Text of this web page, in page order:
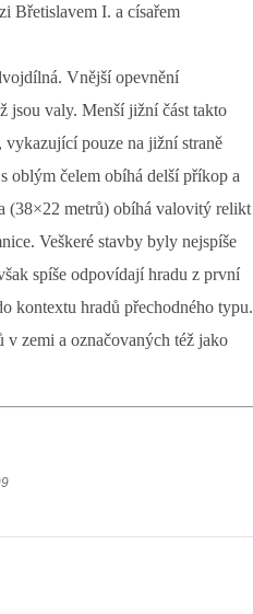
Břetislavem I. a císařem
Vnější opevnění
jsou valy. Menší jižní část takto
vykazující pouze na jižní straně
oblým čelem obíhá delší příkop a
(38×22 metrů) obíhá valovitý relikt
Veškeré stavby byly nejspíše
spíše odpovídají hradu z první
kontextu hradů přechodného typu.
zemi a označovaných též jako